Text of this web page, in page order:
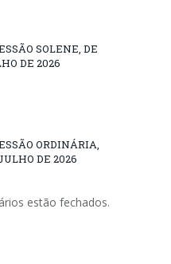
SOLENE, DE
DE 2026
ORDINÁRIA,
DE 2026
estão fechados.